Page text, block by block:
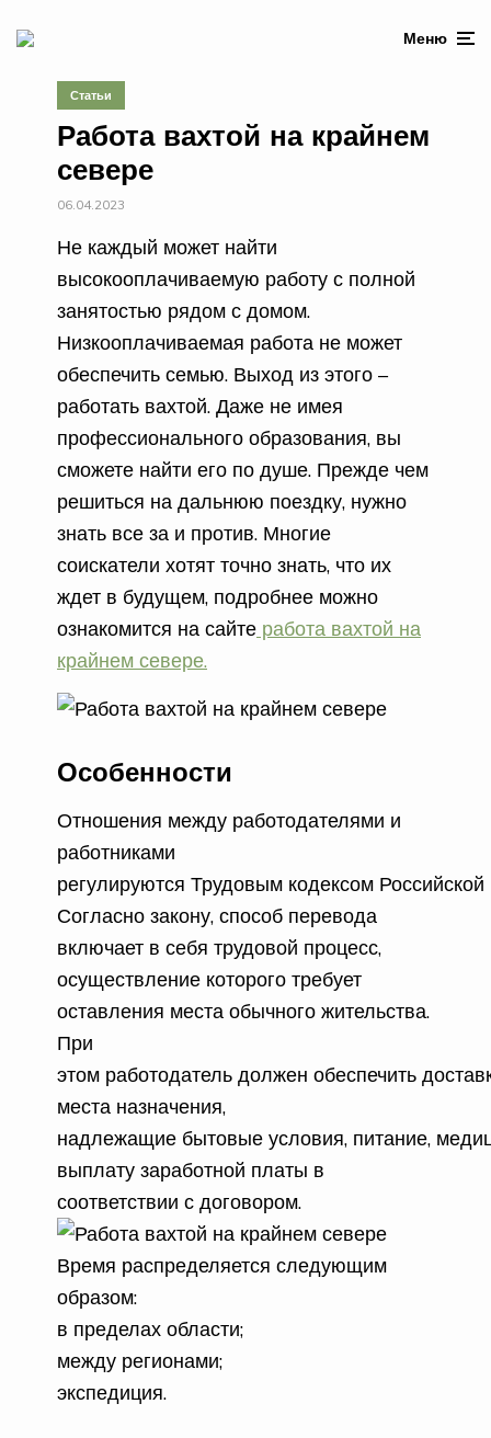
Меню
Статьи
Работа вахтой на крайнем
севере
06.04.2023
Не каждый может найти
высокооплачиваемую работу с полной
занятостью рядом с домом.
Низкооплачиваемая работа не может
обеспечить семью. Выход из этого –
работать вахтой. Даже не имея
профессионального образования, вы
сможете найти его по душе. Прежде чем
решиться на дальнюю поездку, нужно
знать все за и против. Многие
соискатели хотят точно знать, что их
ждет в будущем, подробнее можно
ознакомится на сайте работа вахтой на
крайнем севере.
Особенности
Отношения между работодателями и
работниками
регулируются Трудовым кодексом Российской
Согласно закону, способ перевода
включает в себя трудовой процесс,
осуществление которого требует
оставления места обычного жительства.
При
этом работодатель должен обеспечить
места назначения,
надлежащие бытовые условия, питание,
выплату заработной платы в
соответствии с договором.
Время распределяется следующим
образом:
в пределах области;
между регионами;
экспедиция.